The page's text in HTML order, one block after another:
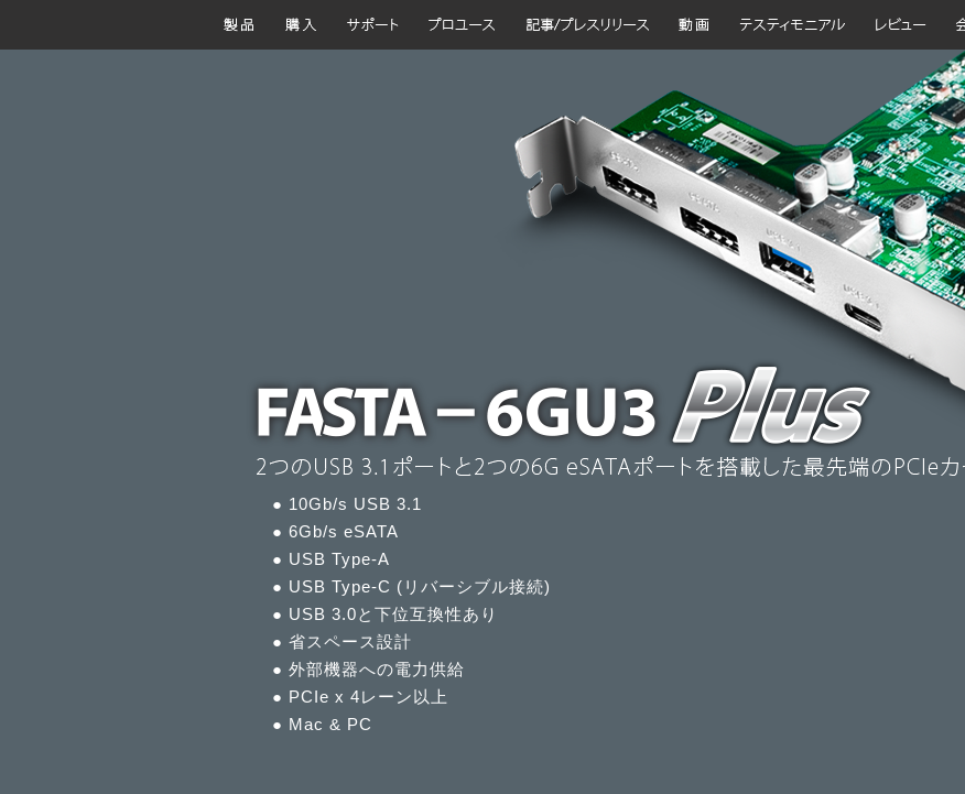
● 10Gb/s USB 3.1
● 6Gb/s eSATA
● USB Type-A
● USB Type-C (リバーシブル接続)
● USB 3.0と下位互換性あり
● 省スペース設計
● 外部機器への電力供給
● PCIe x 4レーン以上
● Mac & PC